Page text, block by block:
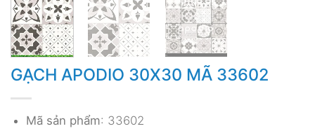
GẠCH APODIO 30X30 MÃ 33602
Mã sản phẩm: 33602